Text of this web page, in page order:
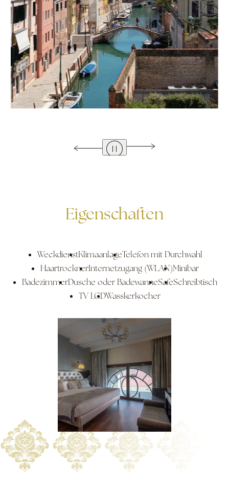
Eigenschaften
WeckdienstKlimaanlageTelefon mit Durchwahl
HaartrocknerInternetzugang (WLAN)Minibar
BadezimmerDusche oder BadewanneSafeSchreibtisch
TV LCDWasskerkocher